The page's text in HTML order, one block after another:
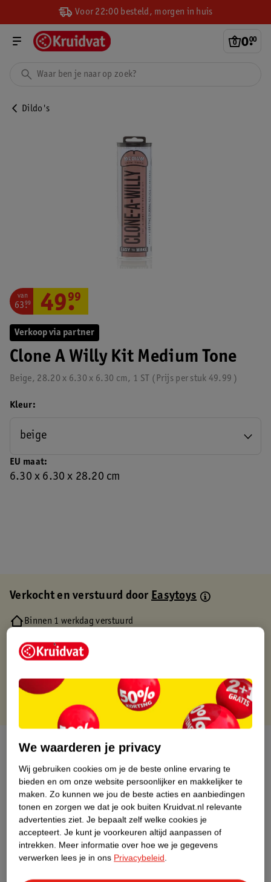
Voor 22:00 besteld, morgen in huis
0.
00
Dildo's
Verkoop via partner
Clone A Willy Kit Medium Tone
Beige, 28.20 x 6.30 x 6.30 cm, 1 ST 49.99
Prijs per stuk
van
63.
99 49.
99
EU maat
6.30 x 6.30 x 28.20 cm
Kleur
beige
Verkocht en verstuurd doorEasytoys
Binnen 1 werkdag verstuurd
Gratis retourneren via verkooppartner.
Over dit product
Productinformatie
Etiketinformatie
Nature Impact Score
Dit product heeft (nog) geen Nature
We waarderen je privacy
Wij gebruiken cookies om je de beste online ervaring te
bieden en om onze website persoonlijker en makkelijker te
maken. Zo kunnen we jou de beste acties en aanbiedingen
tonen en zorgen we dat je ook buiten Kruidvat.nl relevante
advertenties ziet. Je bepaalt zelf welke cookies je
accepteert. Je kunt je voorkeuren altijd aanpassen of
intrekken. Meer informatie over hoe we je gegevens
verwerken lees je in ons Privacybeleid.